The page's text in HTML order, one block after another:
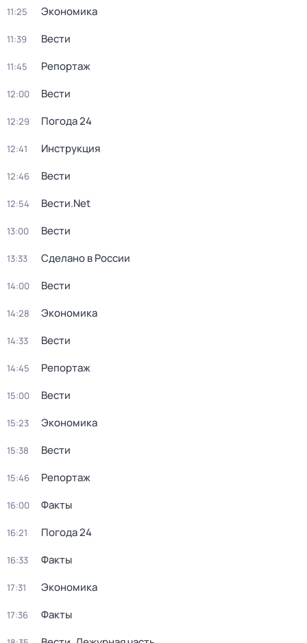
11:25 Экономика
11:39 Вести
11:45 Репортаж
12:00 Вести
12:29 Погода 24
12:41 Инструкция
12:46 Вести
12:54 Вести.Net
13:00 Вести
13:33 Сделано в России
14:00 Вести
14:28 Экономика
14:33 Вести
14:45 Репортаж
15:00 Вести
15:23 Экономика
15:38 Вести
15:46 Репортаж
16:00 Факты
16:21 Погода 24
16:33 Факты
17:31 Экономика
17:36 Факты